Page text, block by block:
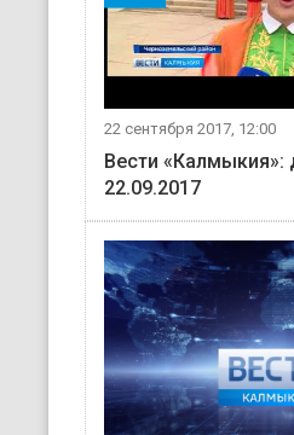
22 сентября 2017, 12:00
Вести «Калмыкия»:
22.09.2017